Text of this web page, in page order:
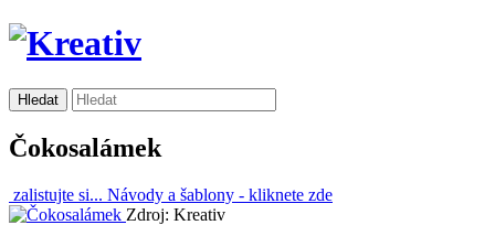
Čokosalámek
zalistujte si... Návody a šablony - kliknete zde
Zdroj: Kreativ